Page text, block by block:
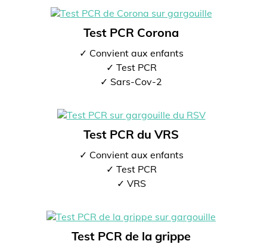
Test PCR Corona
✓ Convient aux enfants
✓ Test PCR
✓ Sars-Cov-2
Test PCR du VRS
✓ Convient aux enfants
✓ Test PCR
✓ VRS
Test PCR de la grippe